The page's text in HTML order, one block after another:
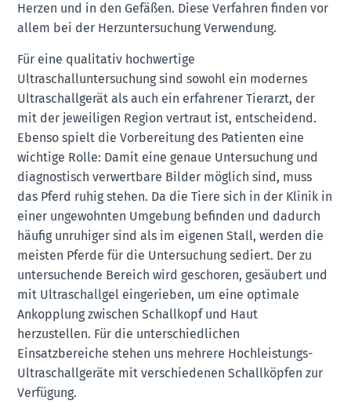
Herzen und in den Gefäßen. Diese Verfahren finden vor
allem bei der Herzuntersuchung Verwendung.
Für eine qualitativ hochwertige
Ultraschalluntersuchung sind sowohl ein modernes
Ultraschallgerät als auch ein erfahrener Tierarzt, der
mit der jeweiligen Region vertraut ist, entscheidend.
Ebenso spielt die Vorbereitung des Patienten eine
wichtige Rolle: Damit eine genaue Untersuchung und
diagnostisch verwertbare Bilder möglich sind, muss
das Pferd ruhig stehen. Da die Tiere sich in der Klinik in
einer ungewohnten Umgebung befinden und dadurch
häufig unruhiger sind als im eigenen Stall, werden die
meisten Pferde für die Untersuchung sediert. Der zu
untersuchende Bereich wird geschoren, gesäubert und
mit Ultraschallgel eingerieben, um eine optimale
Ankopplung zwischen Schallkopf und Haut
herzustellen. Für die unterschiedlichen
Einsatzbereiche stehen uns mehrere Hochleistungs-
Ultraschallgeräte mit verschiedenen Schallköpfen zur
Verfügung.